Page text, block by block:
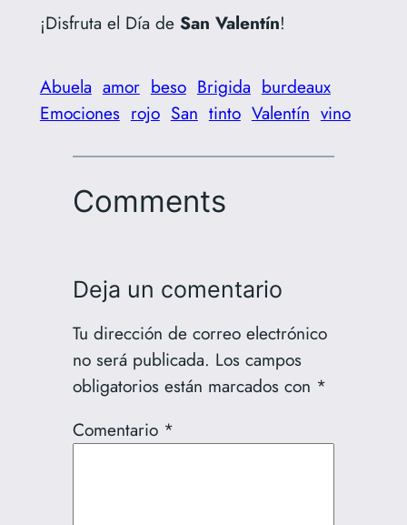
¡Disfruta el Día de San Valentín!
Abuela amor beso Brigida burdeaux
Emociones rojo San tinto Valentín vino
Comments
Deja un comentario
Tu dirección de correo electrónico
no será publicada. Los campos
obligatorios están marcados con *
Comentario *